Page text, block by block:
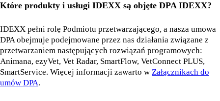
Które produkty i usługi IDEXX są objęte DPA IDEXX?
IDEXX pełni rolę Podmiotu przetwarzającego, a nasza umowa
DPA obejmuje podejmowane przez nas działania związane z
przetwarzaniem następujących rozwiązań programowych:
Animana, ezyVet, Vet Radar, SmartFlow, VetConnect PLUS,
SmartService. Więcej informacji zawarto w Załącznikach do
umów DPA.